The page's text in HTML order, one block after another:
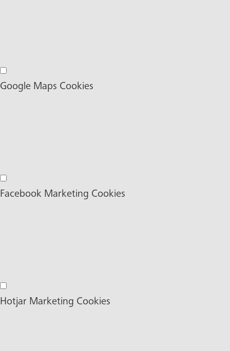
Google Ads Marketing Cookies
Google Maps Cookies
Google Maps Cookies
Facebook Marketing Cookies
Facebook Marketing Cookies
Hotjar Marketing Cookies